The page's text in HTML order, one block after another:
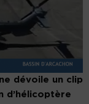
dévoile un clip
d’hélicoptère